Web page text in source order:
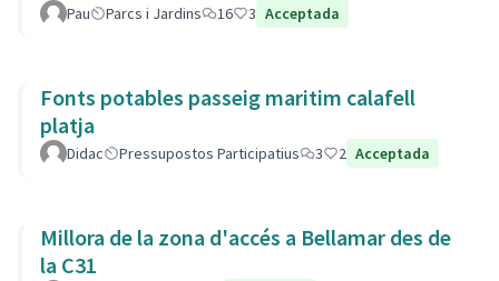
Pau Parcs i Jardins 16 3 Acceptada
Fonts potables passeig maritim calafell
platja
Didac Pressupostos Participatius 3 2 Acceptada
Millora de la zona d'accés a Bellamar des de
la C31